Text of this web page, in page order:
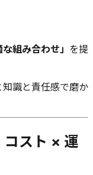
な組み合わせ」 を提
識と責任感で磨か
コスト × 運